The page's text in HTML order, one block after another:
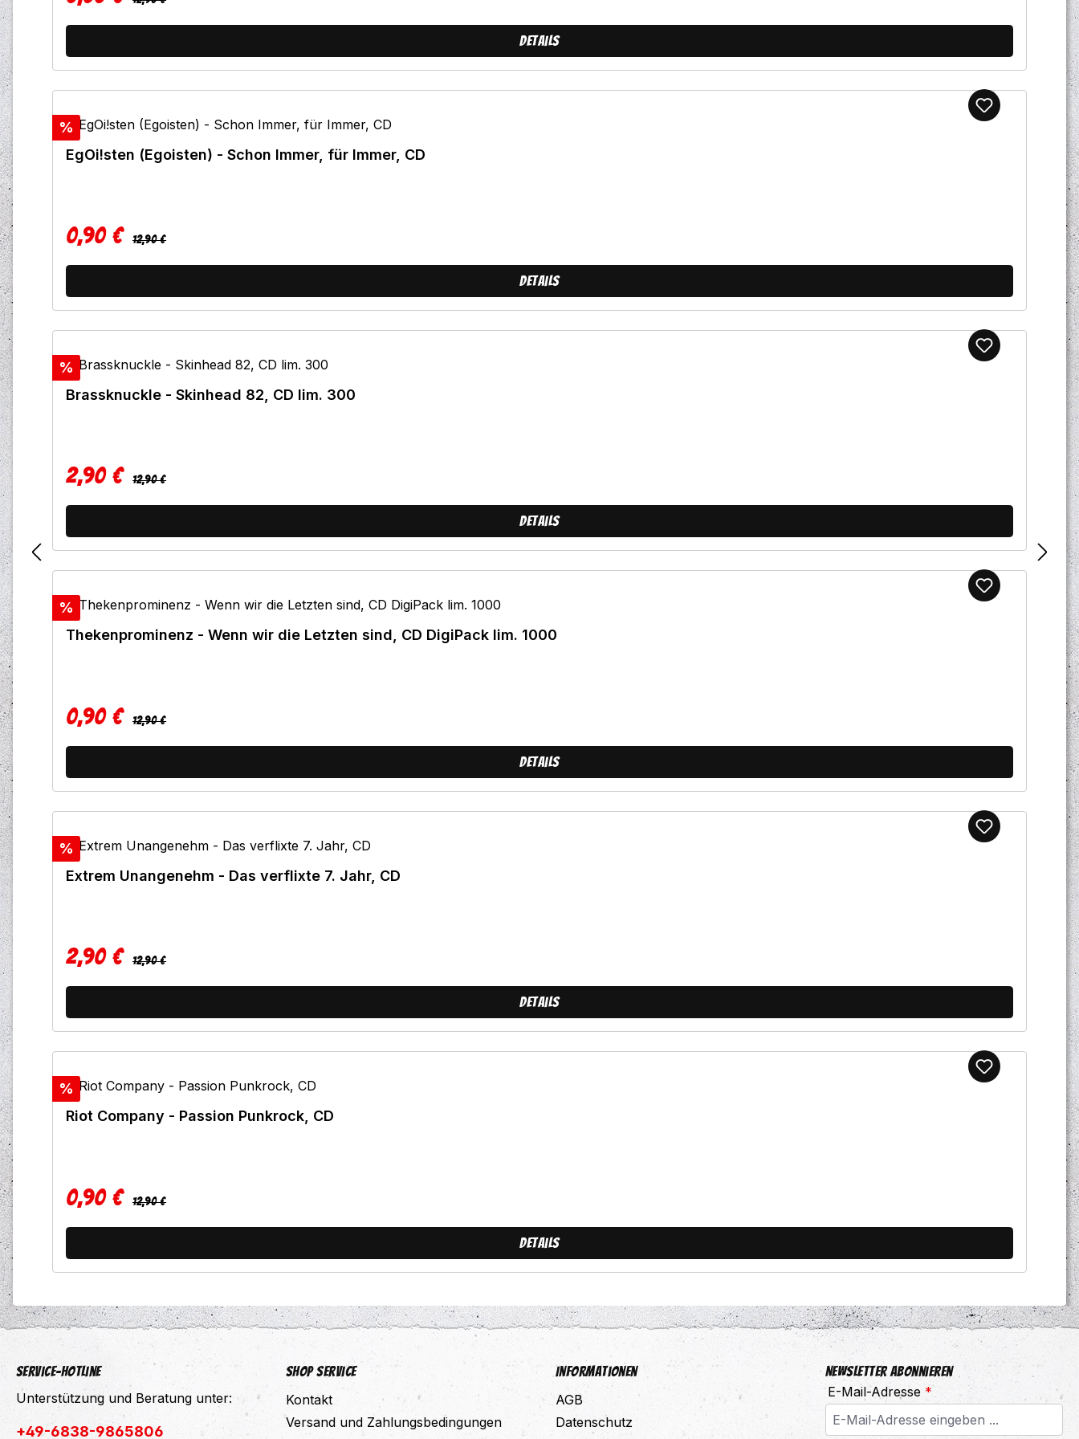
Details
Rabatt
%
EgOi!sten (Egoisten) - Schon Immer, für Immer, CD
Verkaufspreis:
0,90 € Regulärer Preis:
12,90 €
Details
Rabatt
%
Brassknuckle - Skinhead 82, CD lim. 300
Verkaufspreis:
2,90 € Regulärer Preis:
12,90 €
Details
Rabatt
%
Thekenprominenz - Wenn wir die Letzten sind, CD DigiPack lim. 1000
Verkaufspreis:
0,90 € Regulärer Preis:
12,90 €
Details
Rabatt
%
Extrem Unangenehm - Das verflixte 7. Jahr, CD
Verkaufspreis:
2,90 € Regulärer Preis:
12,90 €
Details
Rabatt
%
Riot Company - Passion Punkrock, CD
Verkaufspreis:
0,90 € Regulärer Preis:
12,90 €
Details
Service-Hotline
Unterstützung und Beratung unter:
+49-6838-9865806
Shop Service
Kontakt
Versand und Zahlungsbedingungen
Informationen
AGB
Datenschutz
Newsletter abonnieren
E-Mail-Adresse *